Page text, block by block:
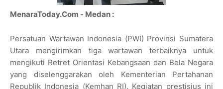
MenaraToday.Com - Medan :
Persatuan Wartawan Indonesia (PWI) Provinsi Sumatera
Utara mengirimkan tiga wartawan terbaiknya untuk
mengikuti Retret Orientasi Kebangsaan dan Bela Negara
yang diselenggarakan oleh Kementerian Pertahanan
Republik Indonesia (Kemhan RI). Kegiatan prestisius ini